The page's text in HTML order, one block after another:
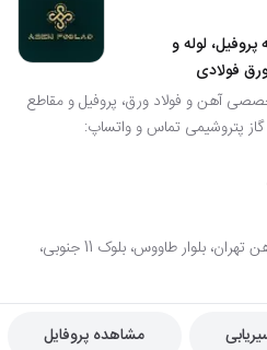
پروفیل، لوله و
فولادی
آهن و فولاد ورق، پروفیل و مقاطع
پتروشیمی تماس و واتساپ:
تهران، منطقه 18، شادآباد، بازارآهن تهران، بلوار طاووس، بلوک 11 جنوبی،
مشاهده پروفایل